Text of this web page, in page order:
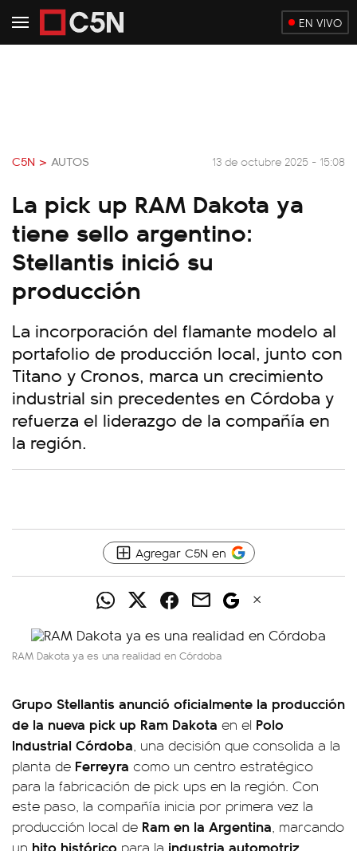
EN VIVO
C5N > AUTOS 13 de octubre 2025 - 15:08
La pick up RAM Dakota ya
tiene sello argentino:
Stellantis inició su
producción
La incorporación del flamante modelo al
portafolio de producción local, junto con
Titano y Cronos, marca un crecimiento
industrial sin precedentes en Córdoba y
refuerza el liderazgo de la compañía en
la región.
Agregar C5N en
RAM Dakota ya es una realidad en Córdoba
Grupo Stellantis anunció oficialmente la producción
de la nueva pick up Ram Dakota en el Polo
Industrial Córdoba, una decisión que consolida a la
planta de Ferreyra como un centro estratégico
para la fabricación de pick ups en la región. Con
este paso, la compañía inicia por primera vez la
producción local de Ram en la Argentina, marcando
un hito histórico para la industria automotriz